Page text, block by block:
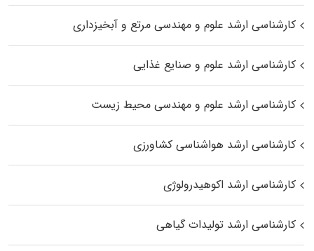
کارشناسی ارشد علوم و مهندسی مرتع و آبخیزداری
کارشناسی ارشد علوم و صنایع غذایی
کارشناسی ارشد علوم و مهندسی محیط زیست
کارشناسی ارشد هواشناسی کشاورزی
کارشناسی ارشد اکوهیدرولوژی
کارشناسی ارشد تولیدات گیاهی